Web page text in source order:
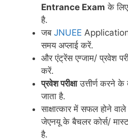
Entrance Exam के
है.
जब JNUEE
समय अप्लाई करें.
और एंट्रेंस एग्जाम/ प्रवेश
करें.
प्रवेश परीक्षाउत्तीर्ण करने के
जाता है.
साक्षात्कार में सफल होने
जेएनयू के बैचलर कोर्स/
है.